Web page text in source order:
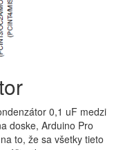
0,1 uF medzi
doske, Arduino Pro
to, že sa všetky tieto